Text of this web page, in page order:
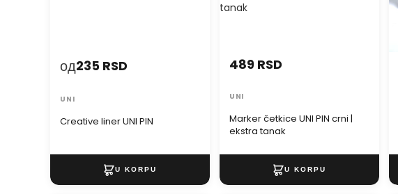
Creative liner UNI PIN
од235 RSD
UNI
tanak
Marker četkice UNI PIN crni |
ekstra tanak
489 RSD
UNI